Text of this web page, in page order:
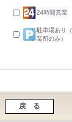
24時間営業
駐車場あり
業所のみ）